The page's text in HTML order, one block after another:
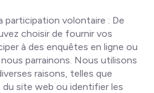
participation volontaire : De
choisir de fournir vos
à des enquêtes en ligne ou
parrainons. Nous utilisons
raisons, telles que
du site web ou identifier les